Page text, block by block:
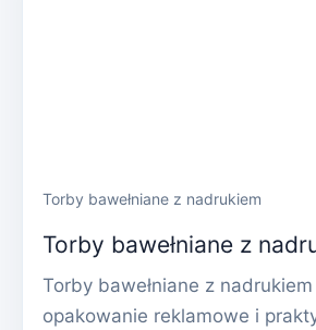
Torby bawełniane z nadrukiem
Torby bawełniane z
Torby bawełniane z
opakowanie reklamowe i